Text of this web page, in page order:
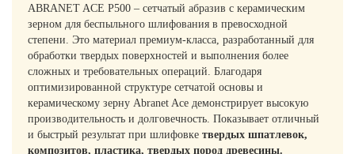
ABRANET ACE P500 – сетчатый абразив с керамическим
зерном для беспыльного шлифования в превосходной
степени. Это материал премиум-класса, разработанный для
обработки твердых поверхностей и выполнения более
сложных и требовательных операций. Благодаря
оптимизированной структуре сетчатой основы и
керамическому зерну Abranet Ace демонстрирует высокую
производительность и долговечность. Показывает отличный
и быстрый результат при шлифовке твердых шпатлевок,
композитов, пластика, твердых пород древесины.